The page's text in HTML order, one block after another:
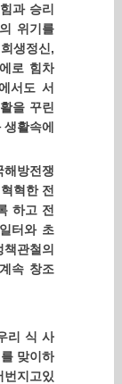
과 승리
위기를
생정신,
로 힘차
서도 서
을 꾸린
활속에
방전쟁
혁한 전
하고 전
터와 초
관철의
속 창조
리 식 사
맞이하
지고있